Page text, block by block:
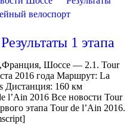
велоспорт
1 этапа
Шоссе — 2.1. Tour
2016 года Маршрут: La
Дистанция: 160 км
l’Ain 2016 Все новости Tour
этапа Tour de l’Ain 2016.